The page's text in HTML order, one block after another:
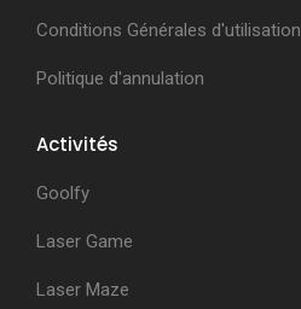
Conditions Générales d'utilisation
Politique d'annulation
Activités
Goolfy
Laser Game
Laser Maze